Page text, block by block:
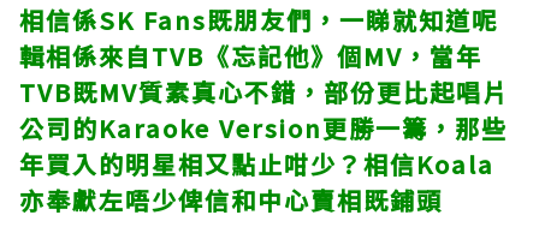
相信係SK Fans既朋友們，一睇就知道呢
輯相係來自TVB《忘記他》個MV，當年
TVB既MV質素真心不錯，部份更比起唱片
公司的Karaoke Version更勝一籌，那些
年買入的明星相又點止咁少？相信Koala
亦奉獻左唔少俾信和中心賣相既鋪頭